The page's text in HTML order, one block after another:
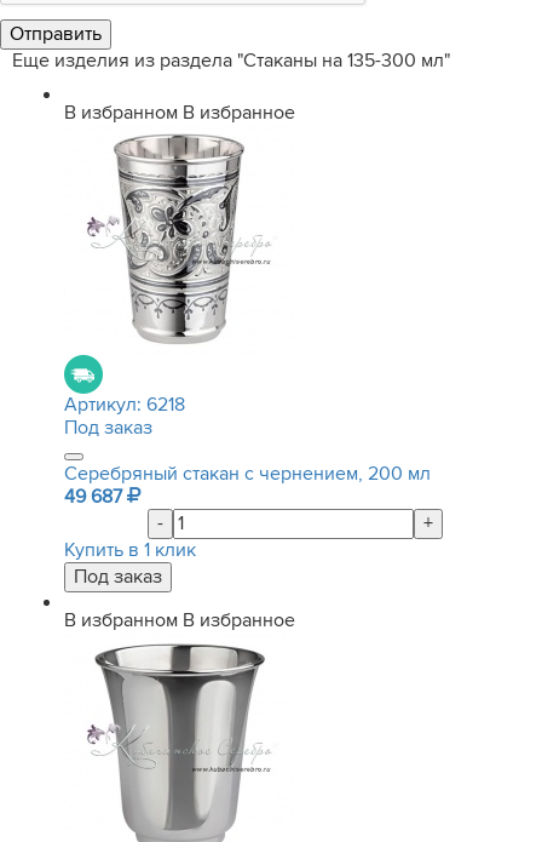
Еще изделия из раздела "Стаканы на 135-300 мл"
В избранном В избранное
Артикул: 6218
Под заказ
Серебряный стакан с чернением, 200 мл
49 687
-
+
Купить в 1 клик
В избранном В избранное